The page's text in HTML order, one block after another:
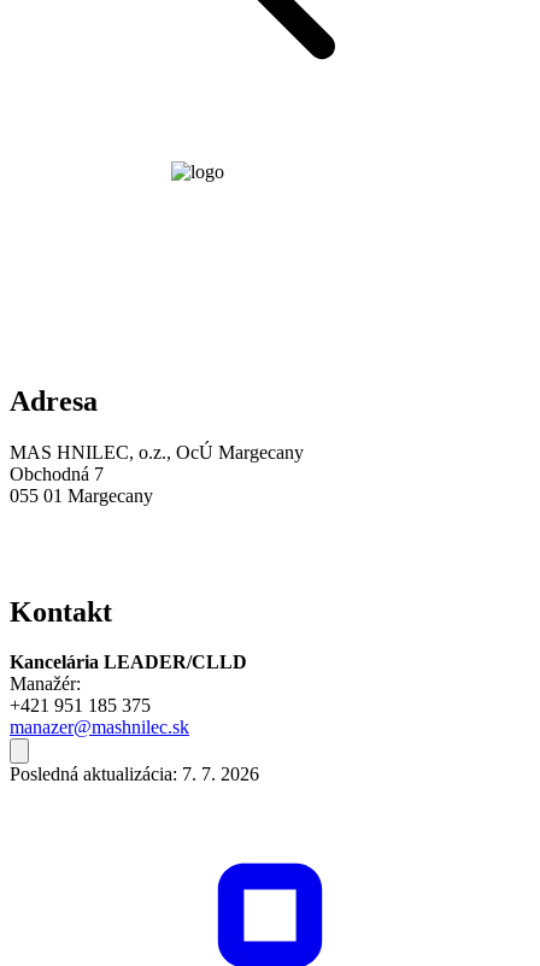
Adresa
MAS HNILEC, o.z., OcÚ Margecany
Obchodná 7
055 01 Margecany
Kontakt
Kancelária LEADER/CLLD
Manažér:
+421 951 185 375
manazer@mashnilec.sk
Posledná aktualizácia: 7. 7. 2026